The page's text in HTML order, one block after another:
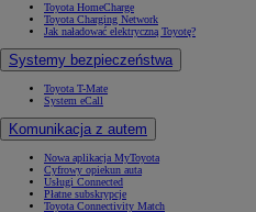
Toyota HomeCharge
Toyota Charging Network
Jak naładować elektryczną Toyotę?
Systemy bezpieczeństwa
Toyota T-Mate
System eCall
Komunikacja z autem
Nowa aplikacja MyToyota
Cyfrowy opiekun auta
Usługi Connected
Płatne subskrypcje
Toyota Connectivity Match